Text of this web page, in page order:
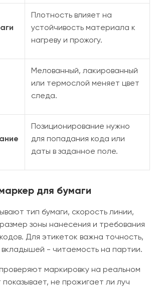
Плотность влияет на
устойчивость материала к
нагреву и прожогу.
Мелованный, лакированный
или термослой меняет цвет
следа.
Позиционирование нужно
для попадания кода или
даты в заданное поле.
для бумаги
тип бумаги, скорость линии,
зоны нанесения и требования
Для этикеток важна точность,
вкладышей - читаемость на партии.
маркировку на реальном
не прожигает ли луч